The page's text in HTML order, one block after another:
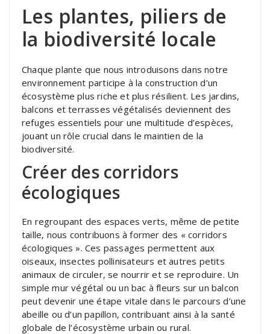
Les plantes, piliers de
la biodiversité locale
Chaque plante que nous introduisons dans notre
environnement participe à la construction d’un
écosystème plus riche et plus résilient. Les jardins,
balcons et terrasses végétalisés deviennent des
refuges essentiels pour une multitude d’espèces,
jouant un rôle crucial dans le maintien de la
biodiversité.
Créer des corridors
écologiques
En regroupant des espaces verts, même de petite
taille, nous contribuons à former des « corridors
écologiques ». Ces passages permettent aux
oiseaux, insectes pollinisateurs et autres petits
animaux de circuler, se nourrir et se reproduire. Un
simple mur végétal ou un bac à fleurs sur un balcon
peut devenir une étape vitale dans le parcours d’une
abeille ou d’un papillon, contribuant ainsi à la santé
globale de l’écosystème urbain ou rural.